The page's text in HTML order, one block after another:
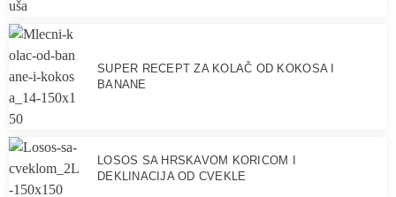
SUPER RECEPT ZA KOLAČ OD KOKOSA I
BANANE
LOSOS SA HRSKAVOM KORICOM I
DEKLINACIJA OD CVEKLE